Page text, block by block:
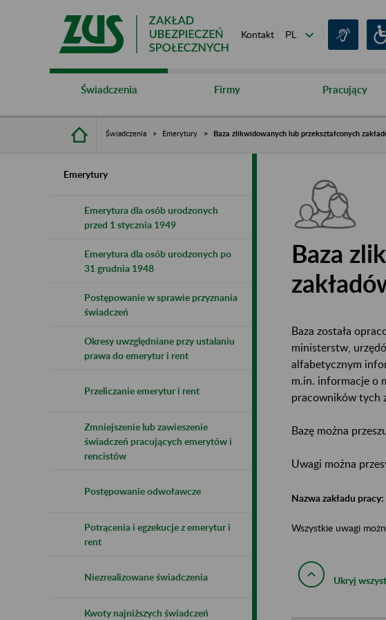
Kontakt
Świadczenia Firmy Pracujący
Świadczenia Emerytury Baza zlikwidowanych lub przekształconych
Emerytury
Emerytura dla osób urodzonych
przed 1 stycznia 1949
Emerytura dla osób urodzonych po
31 grudnia 1948
Postępowanie w sprawie przyznania
świadczeń
Okresy uwzględniane przy ustalaniu
prawa do emerytur i rent
Przeliczanie emerytur i rent
Zmniejszenie lub zawieszenie
świadczeń pracujących emerytów i
rencistów
Postępowanie odwoławcze
Potrącenia i egzekucje z emerytur i
rent
Niezrealizowane świadczenia
Kwoty najniższych świadczeń
Baza
Baza została
ministerstw,
alfabetycznym
m.in. informacje o
pracowników tych
Bazę można
Uwagi można
Nazwa zakładu pracy:
Wszystkie uwagi
Ukryj